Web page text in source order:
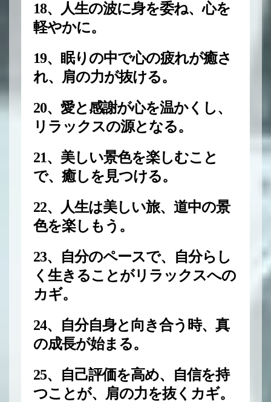
18、人生の波に身を委ね、心を
軽やかに。
19、眠りの中で心の疲れが癒さ
れ、肩の力が抜ける。
20、愛と感謝が心を温かくし、
リラックスの源となる。
21、美しい景色を楽しむこと
で、癒しを見つける。
22、人生は美しい旅、道中の景
色を楽しもう。
23、自分のペースで、自分らし
く生きることがリラックスへの
カギ。
24、自分自身と向き合う時、真
の成長が始まる。
25、自己評価を高め、自信を持
つことが、肩の力を抜くカギ。